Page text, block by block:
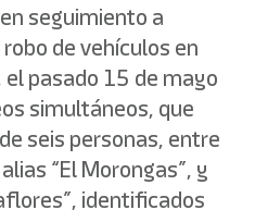
seguimiento a
de vehículos en
pasado 15 de mayo
simultáneos, que
seis personas, entre
“El Morongas”, y
identificados